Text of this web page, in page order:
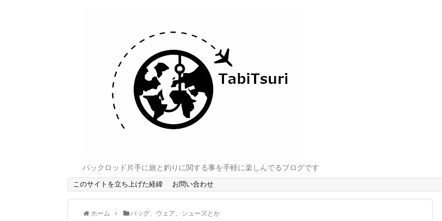
パックロッド片手に旅と釣りに関する事を手軽に楽しんでるブログです
このサイトを立ち上げた経緯 お問い合わせ
ホーム バッグ、ウェア、シューズとか